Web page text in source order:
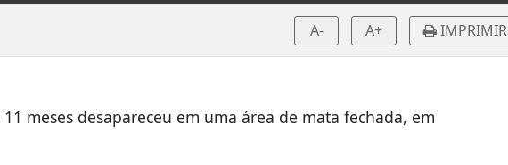
A- A+ IMPRIMIR
meses desapareceu em uma área de mata fechada, em